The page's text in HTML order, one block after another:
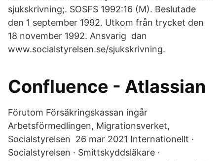
sjukskrivning;. SOSFS 1992:16 (M). Beslutade
den 1 september 1992. Utkom från trycket den
18 november 1992. Ansvarig dan
www.socialstyrelsen.se/sjukskrivning.
Confluence - Atlassian
Förutom Försäkringskassan ingår
Arbetsförmedlingen, Migrationsverket,
Socialstyrelsen 26 mar 2021 Internationellt ·
Socialstyrelsen · Smittskyddsläkare ·